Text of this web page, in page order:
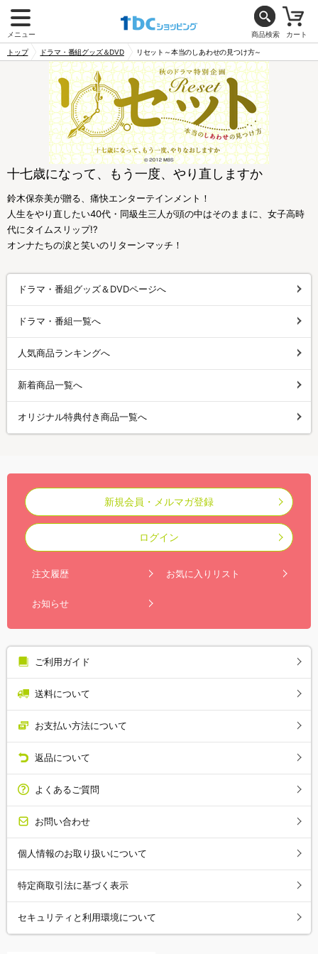
メニュー 商品検索 カート
トップ ドラマ・番組グッズ＆DVD リセット～本当のしあわせの見つけ方～
十七歳になって、もう一度、やり直しますか
鈴木保奈美が贈る、痛快エンターテインメント！
人生をやり直したい40代・同級生三人が頭の中はそのままに、女子高時
代にタイムスリップ!?
オンナたちの涙と笑いのリターンマッチ！
ドラマ・番組グッズ＆DVDページへ
ドラマ・番組一覧へ
人気商品ランキングへ
新着商品一覧へ
オリジナル特典付き商品一覧へ
新規会員・メルマガ登録
ログイン
注文履歴 お気に入りリスト
お知らせ
ご利用ガイド
送料について
お支払い方法について
返品について
よくあるご質問
お問い合わせ
個人情報のお取り扱いについて
特定商取引法に基づく表示
セキュリティと利用環境について